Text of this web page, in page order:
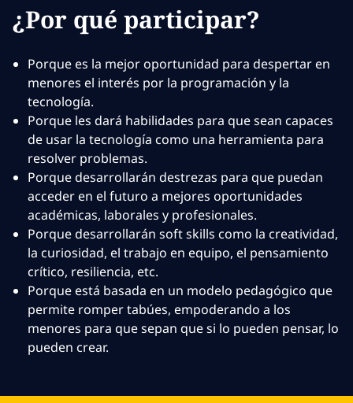
¿Por qué participar?
Porque es la mejor oportunidad para despertar en
menores el interés por la programación y la
tecnología.
Porque les dará habilidades para que sean capaces
de usar la tecnología como una herramienta para
resolver problemas.
Porque desarrollarán destrezas para que puedan
acceder en el futuro a mejores oportunidades
académicas, laborales y profesionales.
Porque desarrollarán soft skills como la creatividad,
la curiosidad, el trabajo en equipo, el pensamiento
crítico, resiliencia, etc.
Porque está basada en un modelo pedagógico que
permite romper tabúes, empoderando a los
menores para que sepan que si lo pueden pensar, lo
pueden crear.